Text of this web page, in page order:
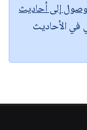
إلى أحاديث
في الأحاديث